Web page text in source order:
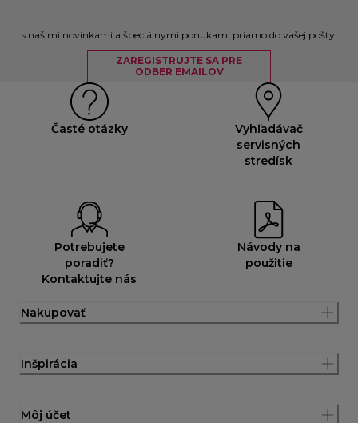
s našimi novinkami a špeciálnymi ponukami priamo do vašej pošty.
ZAREGISTRUJTE SA PRE
ODBER EMAILOV
Časté otázky
Vyhľadávač
servisných
stredísk
Potrebujete
poradiť?
Kontaktujte nás
Návody na
použitie
Nakupovať
Inšpirácia
Môj účet